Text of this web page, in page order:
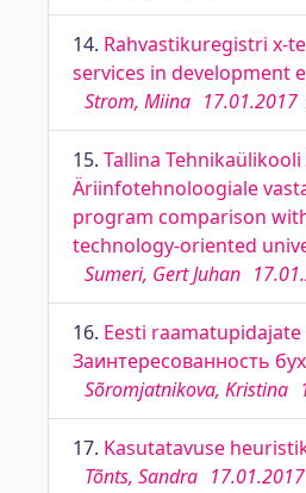
14. Rahvastikuregistri x-
services in development
Strom, Miina 17.01.2017
15. Tallina
Äriinfotehnoloogiale
program comparison
technology-oriented
Sumeri, Gert Juhan
16. Eesti
Заинтересованность
Sõromjatnikova, Kristina
17. Kasutatavuse
Tõnts, Sandra 17.01.2017